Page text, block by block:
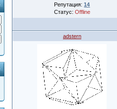
Репутация:14
Статус: Offline
adstern